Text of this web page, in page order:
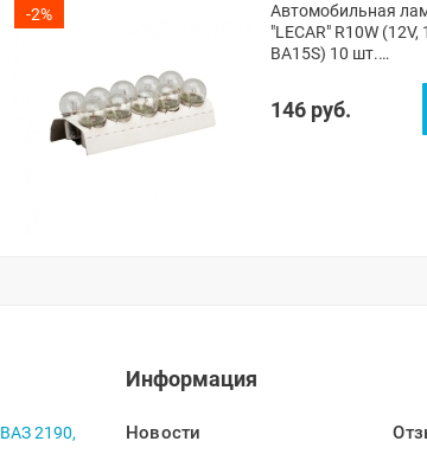
-2%
Автомобильная
"LECAR" R10W (12V,
BA15S) 10 шт.
146 руб.
2190,
Информация
Новости